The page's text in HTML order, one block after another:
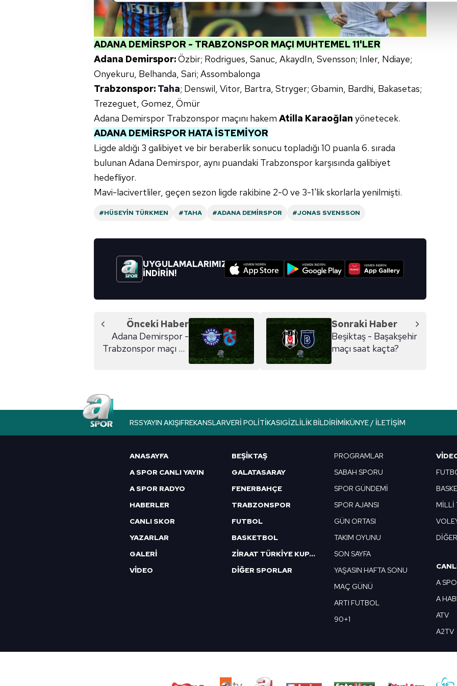
Sizlere daha iyi bir hizmet sunabilmek için İnternet Sitemizde kendimize ve üçüncü kişilere ait
çerezler vasıtasıyla çeşitli kişisel verileriniz işlenmekte olup gerekli olan çerezler bilgi toplumu
amacıyla kullanılmaktadır. Diğer çerezler, sitemizin daha işlevsel kılınması ve
reklam/pazarlama faaliyetlerinin yapılması, amaçlarıyla sınırlı olarak açık rızanız dahilinde
Çerezlere ilişkin tercihlerinizi aşağıda yer alan panel vasıtasıyla belirleyebilirsiniz. Çerezlere
butonuna tıklayabilir,Çerez Bilgilendirme Metnimiziziyaret edebilirsiniz.
6698 sayılı Kişisel Verilerin Korunması Kanunu uyarınca hazırlanmış Aydınlatma Metnimizi
mevzuata uygun olarak kullanılan çerezlerle ilgili bilgi almak için lütfen
ADANA DEMİRSPOR - TRABZONSPOR MAÇI MUHTEMEL 11'LER
Adana Demirspor:Özbir; Rodrigues, Sanuc, AkaydIn, Svensson; Inler, Ndiaye;
Onyekuru, Belhanda, Sari; Assombalonga
Trabzonspor: Taha; Denswil, Vitor, Bartra, Stryger; Gbamin, Bardhi, Bakasetas;
Trezeguet, Gomez, Ömür
Adana Demirspor Trabzonspor maçını hakem Atilla Karaoğlan yönetecek.
ADANA DEMİRSPOR HATA İSTEMİYOR
Ligde aldığı 3 galibiyet ve bir beraberlik sonucu topladığı 10 puanla 6. sırada
bulunan Adana Demirspor, aynı puandaki Trabzonspor karşısında galibiyet
hedefliyor.
Mavi-lacivertliler, geçen sezon ligde rakibine 2-0 ve 3-1'lik skorlarla yenilmişti.
#HÜSEYIN TÜRKMEN #TAHA #ADANA DEMIRSPOR #JONAS SVENSSON
UYGULAMALARIMIZI
İNDİRİN!
Önceki Haber
Adana Demirspor -
Trabzonspor maçı ne
Sonraki Haber
Beşiktaş - Başakşehir
maçı saat kaçta?
RSSYAYIN AKIŞIFREKANSLARVERI POLITIKASIGIZLILIK BILDIRIMIKÜNYE / İLETIŞIM
ANASAYFA
A SPOR CANLI YAYIN
A SPOR RADYO
HABERLER
CANLI SKOR
YAZARLAR
GALERİ
VİDEO
BEŞİKTAŞ
GALATASARAY
FENERBAHÇE
TRABZONSPOR
FUTBOL
BASKETBOL
ZİRAAT TÜRKİYE KUPASI
DİĞER SPORLAR
PROGRAMLAR
SABAH SPORU
SPOR GÜNDEMİ
SPOR AJANSI
GÜN ORTASI
TAKIM OYUNU
SON SAYFA
YAŞASIN HAFTA SONU
MAÇ GÜNÜ
ARTI FUTBOL
90+1
MİLLİ
DİĞER
A
A
ATV
A2TV